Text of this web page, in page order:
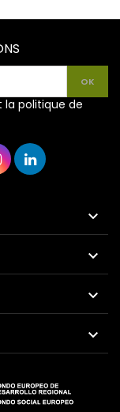
la politique de



